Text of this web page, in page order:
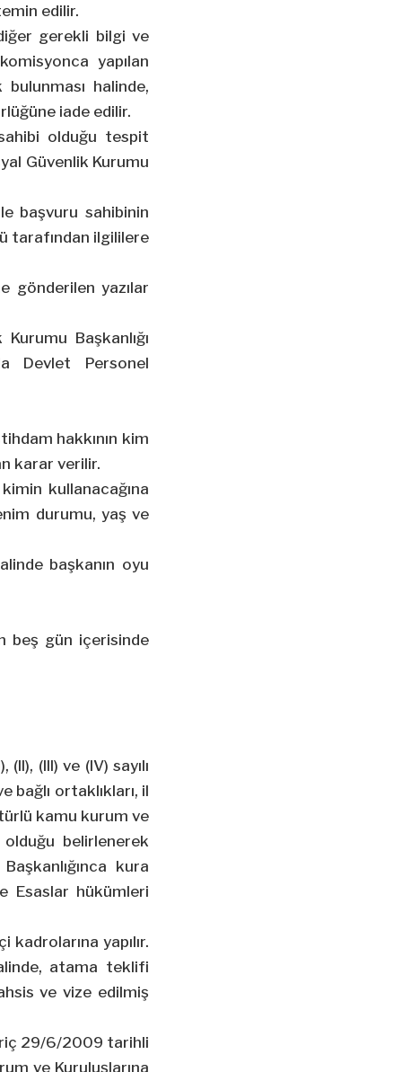
edilir.
gerekli bilgi ve
yapılan
halinde,
iade edilir.
olduğu tespit
Güvenlik Kurumu
başvuru sahibinin
tarafından ilgililere
gönderilen yazılar
Başkanlığı
Devlet Personel
hakkının kim
karar verilir.
kullanacağına
durumu, yaş ve
başkanın oyu
beş gün içerisinde
(III) ve (IV) sayılı
ortaklıkları, il
kamu kurum ve
olduğu belirlenerek
kura
Esaslar hükümleri
yapılır.
atama teklifi
ve vize edilmiş
29/6/2009 tarihli
ve Kuruluşlarına